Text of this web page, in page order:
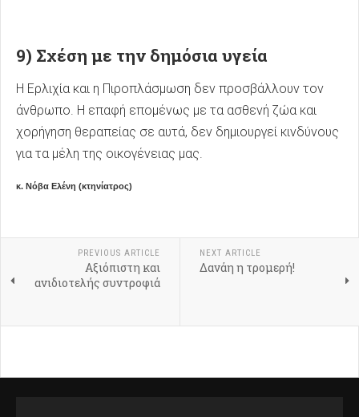
9) Σχέση με την δημόσια υγεία
Η Ερλιχία και η Πιροπλάσμωση δεν προσβάλλουν τον
άνθρωπο. Η επαφή επομένως με τα ασθενή ζώα και
χορήγηση θεραπείας σε αυτά, δεν δημιουργεί κινδύνους
για τα μέλη της οικογένειας μας.
κ. Νόβα Ελένη (κτηνίατρος)
PREVIOUS ARTICLE
Αξιόπιστη και
ανιδιοτελής συντροφιά
NEXT ARTICLE
Δανάη η τρομερή!